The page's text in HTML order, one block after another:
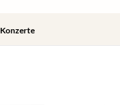
Konzerte